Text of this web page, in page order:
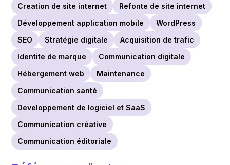
Creation de site internet
Refonte de site internet
Développement application mobile
WordPress
SEO
Stratégie digitale
Acquisition de trafic
Identite de marque
Communication digitale
Hébergement web
Maintenance
Communication santé
Developpement de logiciel et SaaS
Communication créative
Communication éditoriale